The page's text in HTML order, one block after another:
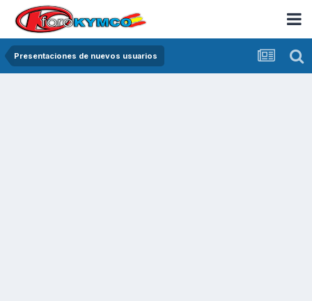
Presentaciones de nuevos usuarios